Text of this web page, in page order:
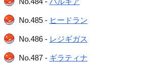
No.485 - ヒードラン
No.486 - レジギガス
No.487 - ギラティナ